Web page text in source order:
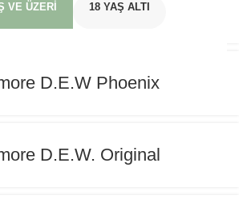
VE ÜZERI 18 YAŞ ALTI
12 Special Reserve
D.E.W Phoenix
D.E.W. Original